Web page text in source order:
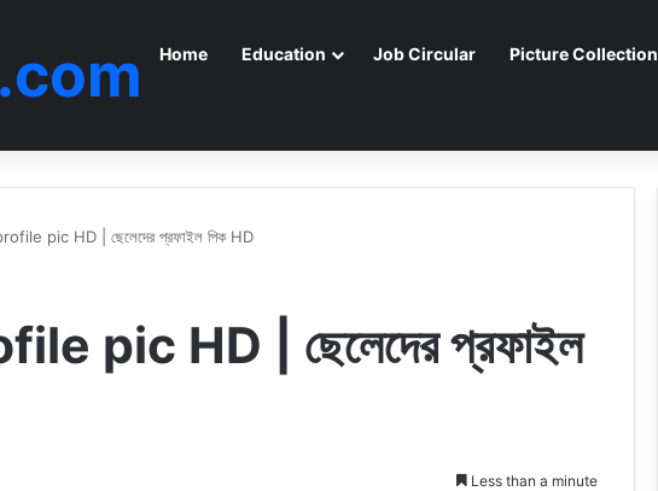
Home Education Job Circular Picture Collection
pic HD | ছেলেদের প্রফাইল পিক HD
pic HD | ছেলেদের প্রফাইল
Less than a minute